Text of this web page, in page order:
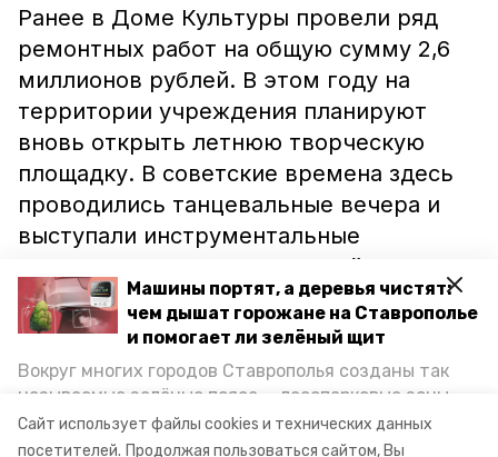
Сайт использует файлы cookies и технических данных
посетителей. Продолжая пользоваться сайтом, Вы
Машины портят, а деревья чистят:
чем дышат горожане на Ставрополье
и помогает ли зелёный щит
Вокруг многих городов Ставрополья созданы так
называемые зелёные пояса — лесопарковые зоны,
снижающие негативное воздействие выхлопных
газов на атмосферу. Справляются ли они с
Ранее в Доме Культуры провели ряд
ремонтных работ на общую сумму 2,6
миллионов рублей. В этом году на
территории учреждения планируют
вновь открыть летнюю творческую
площадку. В советские времена здесь
проводились танцевальные вечера и
выступали инструментальные
ансамбли. На проект, который победил
в конкурсном отборе, выделено почти
два миллиона рублей.
Тем временем реконструкция
некрополя в Пятигорскесталакраевым
проектом.